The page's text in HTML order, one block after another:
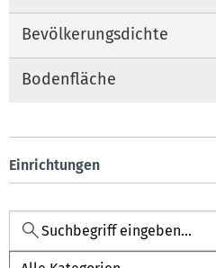
Bevölkerungsdichte
Bodenfläche
Einrichtungen
Kategorie